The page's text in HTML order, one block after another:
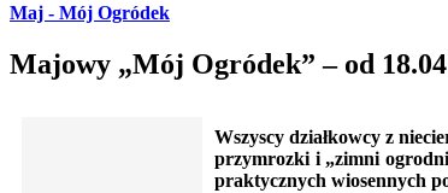
Maj - Mój Ogródek
Majowy „Mój Ogródek” – od
Wszyscy działkowcy z
przymrozki i „zimni
praktycznych wiosennych